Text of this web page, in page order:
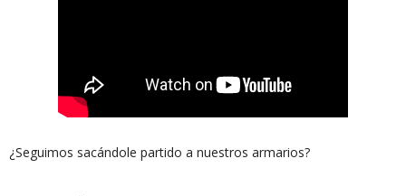
¿Seguimos sacándole partido a nuestros armarios?